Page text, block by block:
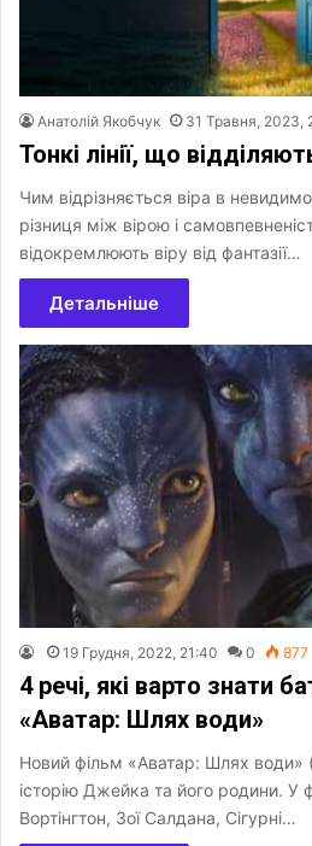
Анатолій Якобчук 31 Травня, 2023,
Тонкі лінії, що
Чим відрізняється віра в
різниця між вірою і
відокремлюють віру від фантазії…
Детальніше
19 Грудня, 2022, 21:40 0 877
4 речі, які варто знати
«Аватар: Шлях води»
Новий фільм «Аватар: Шлях води»
історію Джейка та його родини. У
Вортінгтон, Зої Салдана, Сігурні…